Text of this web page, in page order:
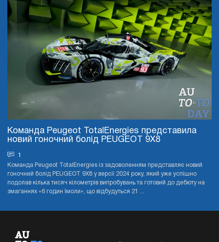
Команда Peugeot TotalEnergies представила
новий гоночний болід PEUGEOT 9X8
1
Команда Peugeot TotalEnergies із задоволенням представляє новий
гоночний болід PEUGEOT 9X8 у версії 2024 року, який уже успішно
подолав кілька тисяч кілометрів випробувань та готовий до дебюту на
змаганнях «6 годин Імоли», що відбудуться 21 ...